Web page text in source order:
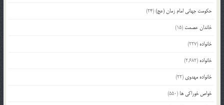
حکومت جهانی امام زمان (عج)(24)
خاندان عصمت (15)
خانواده (227)
خانواده (2,682)
خانواده مهدوی (22)
خواص خوراکی ها (550)